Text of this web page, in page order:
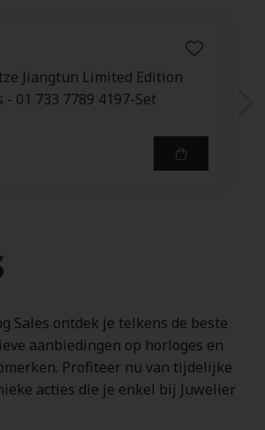
Jiangtun Limited Edition
- 01 733 7789 4197-Set
- Kerstsok - Limited Edition -
Sales ontdek je telkens de beste
aanbiedingen op horloges en
Profiteer nu van tijdelijke
acties die je enkel bij Juwelier